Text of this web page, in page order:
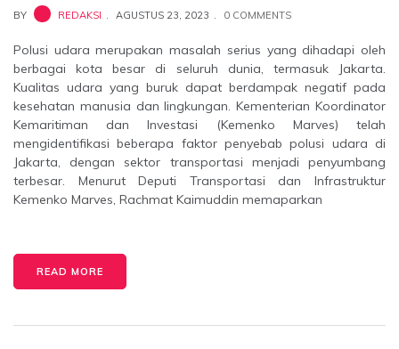
BY REDAKSI AGUSTUS 23, 2023 0 COMMENTS
Polusi udara merupakan masalah serius yang dihadapi oleh
berbagai kota besar di seluruh dunia, termasuk Jakarta.
Kualitas udara yang buruk dapat berdampak negatif pada
kesehatan manusia dan lingkungan. Kementerian Koordinator
Kemaritiman dan Investasi (Kemenko Marves) telah
mengidentifikasi beberapa faktor penyebab polusi udara di
Jakarta, dengan sektor transportasi menjadi penyumbang
terbesar. Menurut Deputi Transportasi dan Infrastruktur
Kemenko Marves, Rachmat Kaimuddin memaparkan
READ MORE